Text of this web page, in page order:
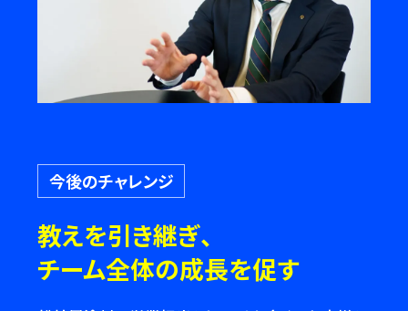
今後のチャレンジ
教えを引き継ぎ、
チーム全体の成長を促す